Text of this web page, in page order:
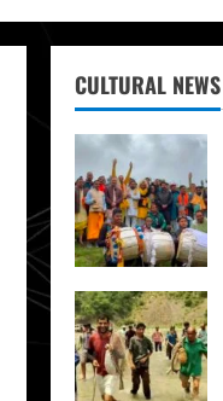
CULTURAL NEWS